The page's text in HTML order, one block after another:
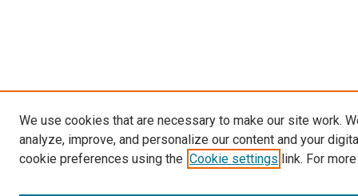
We use cookies that are necessary to make our site work.
analyze, improve, and personalize our content and your
cookie preferences using the Cookie settings link. For